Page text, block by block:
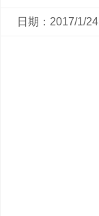
日期：2017/1/